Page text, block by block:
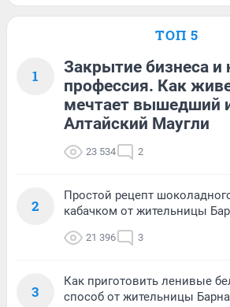
ТОП 5
1
Закрытие бизнеса и
профессия. Как
мечтает вышедший
Алтайский Маугли
23 534 2
2
Простой рецепт
кабачком от жительницы
21 396 3
3
Как приготовить ленивые
способ от жительницы